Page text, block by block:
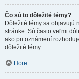
Čo sú to dôležité témy?
Dôležité témy sa objavujú
stránke. Sú často veľmi
ako pri oznámení
dôležité témy.
Hore